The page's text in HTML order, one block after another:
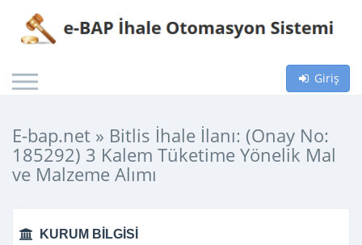
Giriş
E-bap.net » Bitlis İhale İlanı: (Onay No:
185292) 3 Kalem Tüketime Yönelik Mal
ve Malzeme Alımı
KURUM BILGISI